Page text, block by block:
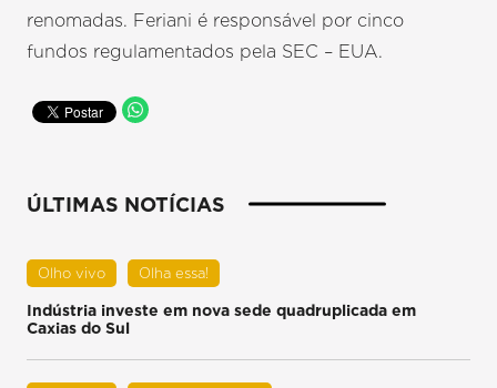
renomadas. Feriani é responsável por cinco
fundos regulamentados pela SEC – EUA.
ÚLTIMAS NOTÍCIAS
Olho vivo Olha essa!
Indústria investe em nova sede quadruplicada em
Caxias do Sul